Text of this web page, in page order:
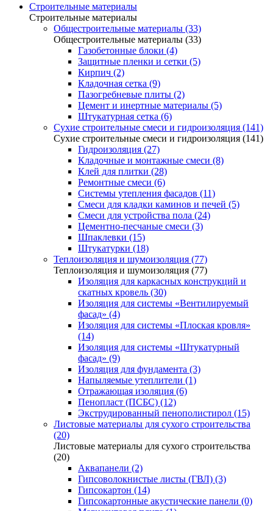
Строительные материалы
Строительные материалы
Общестроительные материалы (33)
Общестроительные материалы (33)
Газобетонные блоки (4)
Защитные пленки и сетки (5)
Кирпич (2)
Кладочная сетка (9)
Пазогребневые плиты (2)
Цемент и инертные материалы (5)
Штукатурная сетка (6)
Сухие строительные смеси и гидроизоляция (141)
Сухие строительные смеси и гидроизоляция (141)
Гидроизоляция (27)
Кладочные и монтажные смеси (8)
Клей для плитки (28)
Ремонтные смеси (6)
Системы утепления фасадов (11)
Смеси для кладки каминов и печей (5)
Смеси для устройства пола (24)
Цементно-песчаные смеси (3)
Шпаклевки (15)
Штукатурки (18)
Теплоизоляция и шумоизоляция (77)
Теплоизоляция и шумоизоляция (77)
Изоляция для каркасных конструкций и
скатных кровель (30)
Изоляция для системы «Вентилируемый
фасад» (4)
Изоляция для системы «Плоская кровля»
(14)
Изоляция для системы «Штукатурный
фасад» (9)
Изоляция для фундамента (3)
Напыляемые утеплители (1)
Отражающая изоляция (6)
Пенопласт (ПСБС) (12)
Экструдированный пенополистирол (15)
Листовые материалы для сухого строительства
(20)
Листовые материалы для сухого строительства
(20)
Аквапанели (2)
Гипсоволокнистые листы (ГВЛ) (3)
Гипсокартон (14)
Гипсокартонные акустические панели (0)